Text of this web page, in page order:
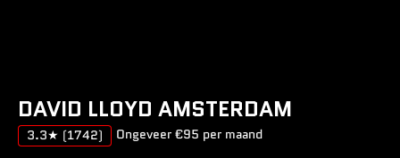
DAVID LLOYD AMSTERDAM
3.3★ (1742)
Ongeveer €95 per maand